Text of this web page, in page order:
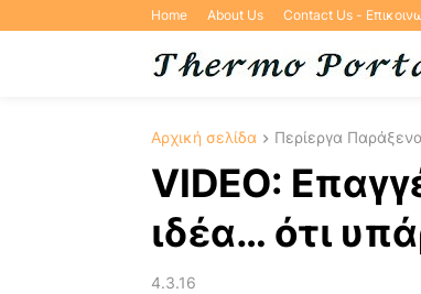
Home About Us Contact Us -
Αρχική σελίδα Περίεργα Παράξενα
VIDEO:
ιδέα… ότι
4.3.16